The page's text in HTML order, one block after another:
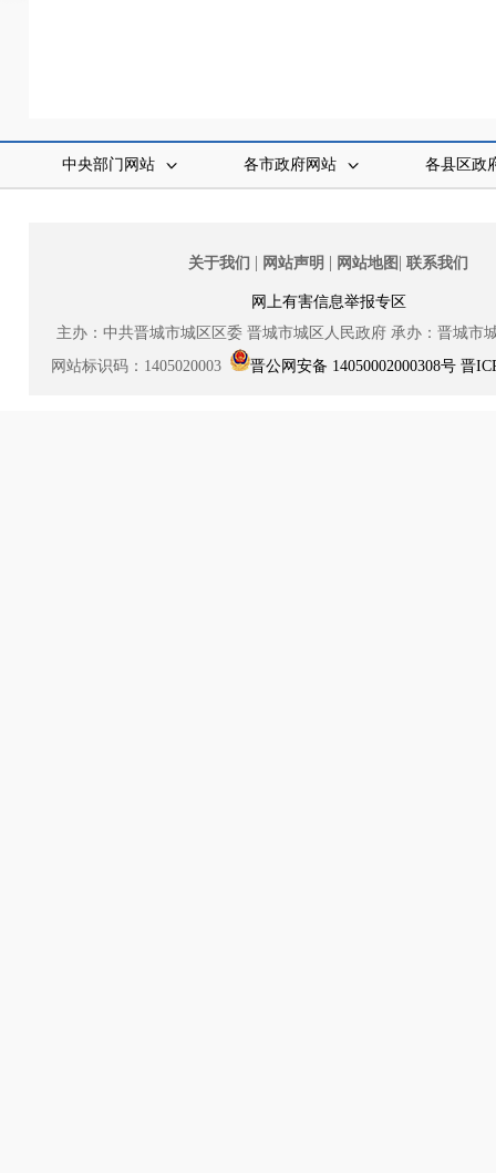
中央部门网站 各市政府网站 各县区政
关于我们 | 网站声明 | 网站地图 | 联系我们
网上有害信息举报专区
主办：中共晋城市城区区委 晋城市城区人民政府 承办：晋城市
网站标识码：1405020003
晋公网安备 14050002000308号 晋